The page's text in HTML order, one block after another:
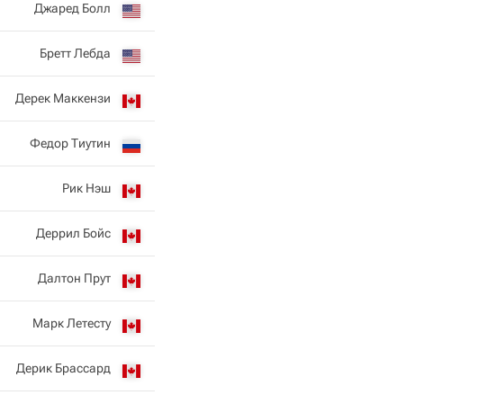
Джаред Болл
Бретт Лебда
Дерек Маккензи
Федор Тиутин
Рик Нэш
Деррил Бойс
Далтон Прут
Марк Летесту
Дерик Брассард